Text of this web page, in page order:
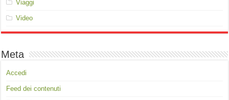
Viaggi
Video
Meta
Accedi
Feed dei contenuti